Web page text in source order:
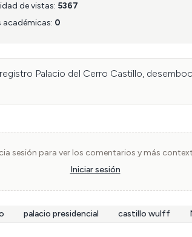
de vistas: 5367
académicas: 0
Palacio del Cerro Castillo,
sesión para ver los comentarios y más
Iniciar sesión
palacio presidencial castillo wulff